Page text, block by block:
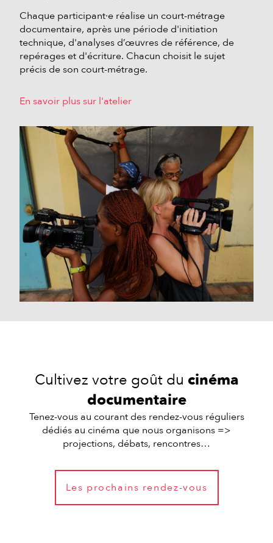
Chaque participant·e réalise un court-métrage
documentaire, après une période d'initiation
technique, d'analyses d’œuvres de référence, de
repérages et d'écriture. Chacun choisit le sujet
précis de son court-métrage.
En savoir plus sur l'atelier
Cultivez votre goût du cinéma
documentaire
Tenez-vous au courant des rendez-vous réguliers
dédiés au cinéma que nous organisons =>
projections, débats, rencontres…
Les prochains rendez-vous